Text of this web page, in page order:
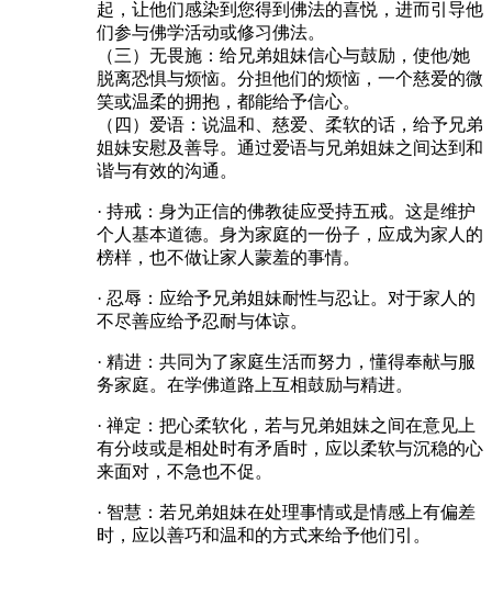
起，让他们感染到您得到佛法的喜悦，进而引导他
们参与佛学活动或修习佛法。
（三）无畏施：给兄弟姐妹信心与鼓励，使他/她
脱离恐惧与烦恼。分担他们的烦恼，一个慈爱的微
笑或温柔的拥抱，都能给予信心。
（四）爱语：说温和、慈爱、柔软的话，给予兄弟
姐妹安慰及善导。通过爱语与兄弟姐妹之间达到和
谐与有效的沟通。
· 持戒：身为正信的佛教徒应受持五戒。这是维护
个人基本道德。身为家庭的一份子，应成为家人的
榜样，也不做让家人蒙羞的事情。
· 忍辱：应给予兄弟姐妹耐性与忍让。对于家人的
不尽善应给予忍耐与体谅。
· 精进：共同为了家庭生活而努力，懂得奉献与服
务家庭。在学佛道路上互相鼓励与精进。
· 禅定：把心柔软化，若与兄弟姐妹之间在意见上
有分歧或是相处时有矛盾时，应以柔软与沉稳的心
来面对，不急也不促。
· 智慧：若兄弟姐妹在处理事情或是情感上有偏差
时，应以善巧和温和的方式来给予他们引。